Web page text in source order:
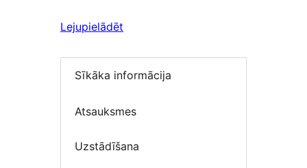
Lejupielādēt
Sīkāka informācija
Atsauksmes
Uzstādīšana